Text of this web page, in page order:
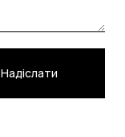
Надіслати